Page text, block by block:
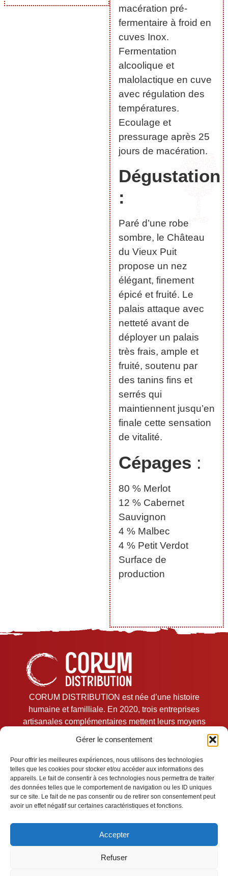
Gérer le consentement
Pour offrir les meilleures expériences, nous utilisons des technologies
telles que les cookies pour stocker et/ou accéder aux informations des
appareils. Le fait de consentir à ces technologies nous permettra de traiter
des données telles que le comportement de navigation ou les ID uniques
sur ce site. Le fait de ne pas consentir ou de retirer son consentement peut
avoir un effet négatif sur certaines caractéristiques et fonctions.
Accepter
Refuser
macération pré-
fermentaire à froid en
cuves Inox.
Fermentation
alcoolique et
malolactique en cuve
avec régulation des
températures.
Ecoulage et
pressurage après 25
jours de macération.
Dégustation
:
Paré d’une robe
sombre, le Château
du Vieux Puit
propose un nez
élégant, finement
épicé et fruité. Le
palais attaque avec
netteté avant de
déployer un palais
très frais, ample et
fruité, soutenu par
des tanins fins et
serrés qui
maintiennent jusqu’en
finale cette sensation
de vitalité.
Cépages :
80 % Merlot
12 % Cabernet
Sauvignon
4 % Malbec
4 % Petit Verdot
Surface de
production
CORUM DISTRIBUTION est née d’une histoire
humaine et familliale. En 2020, trois entreprises
artisanales complémentaires mettent leurs moyens
Mentions légales
Cookies
Confidentialité